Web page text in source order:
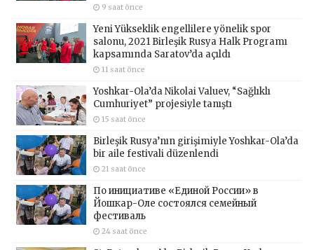
9 saat önce
Yeni Yükseklik engellilere yönelik spor
salonu, 2021 Birleşik Rusya Halk Programı
kapsamında Saratov’da açıldı
11 saat önce
Yoshkar-Ola’da Nikolai Valuev, “Sağlıklı
Cumhuriyet” projesiyle tanıştı
15 saat önce
Birleşik Rusya’nın girişimiyle Yoshkar-Ola’da
bir aile festivali düzenlendi
21 saat önce
По инициативе «Единой России» в
Йошкар-Оле состоялся семейный
фестиваль
24 saat önce